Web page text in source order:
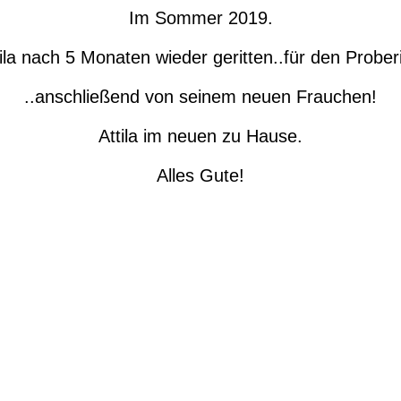
Im Sommer 2019.
nach 5 Monaten wieder geritten..für den
..anschließend von seinem neuen Frauchen!
Attila im neuen zu Hause.
Alles Gute!